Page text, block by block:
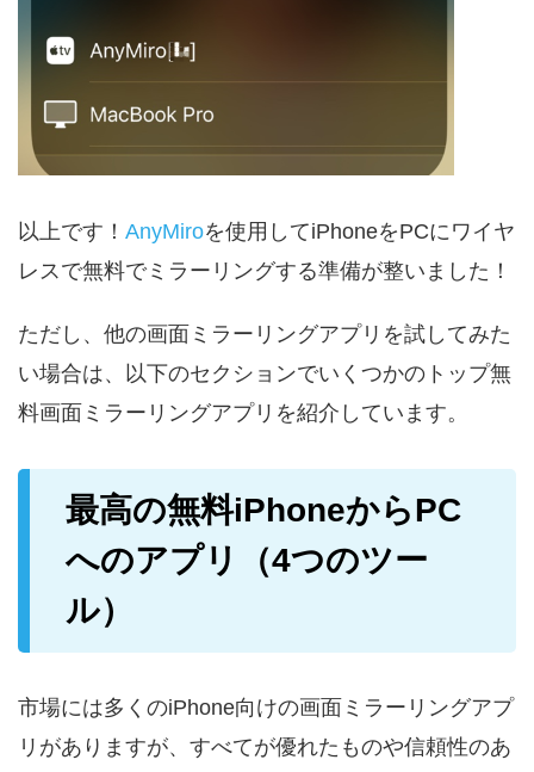
以上です！ AnyMiroを使用してiPhoneをPCにワイヤ
レスで無料でミラーリングする準備が整いました！
ただし、他の画面ミラーリングアプリを試してみた
い場合は、以下のセクションでいくつかのトップ無
料画面ミラーリングアプリを紹介しています。
最高の無料iPhoneからPC
へのアプリ（4つのツー
ル）
市場には多くのiPhone向けの画面ミラーリングアプ
リがありますが、すべてが優れたものや信頼性のあ